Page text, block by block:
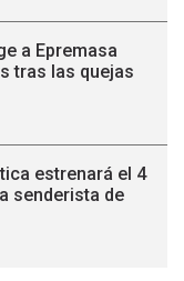
a Epremasa
tras las quejas
estrenará el 4
senderista de